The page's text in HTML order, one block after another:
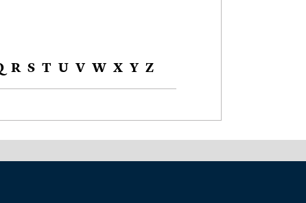
R S T U V W X Y Z